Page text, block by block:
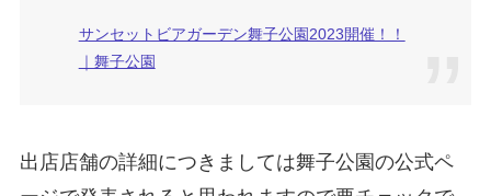
サンセットビアガーデン舞子公園2023開催！！
｜舞子公園
出店店舗の詳細につきましては舞子公園の公式ペ